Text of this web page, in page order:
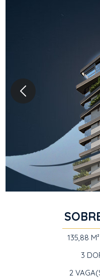
135,88 M²
3
2